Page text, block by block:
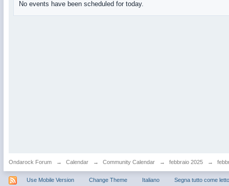
No events have been scheduled for today.
Ondarock Forum → Calendar → Community Calendar → febbraio 2025 →
Use Mobile Version Change Theme Italiano Segna tutto come letto